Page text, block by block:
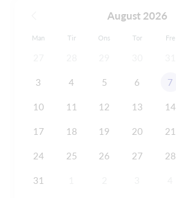
August 2026
Man Tir Ons Tor Fre
3 4 5 6 7
10 11 12 13 14
17 18 19 20 21
24 25 26 27 28
31